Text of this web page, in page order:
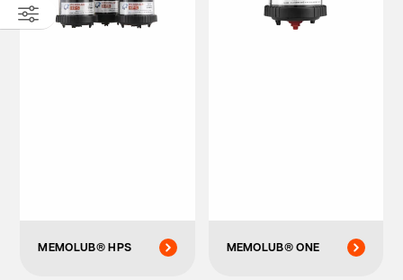
MEMOLUB® HPS MEMOLUB® ONE